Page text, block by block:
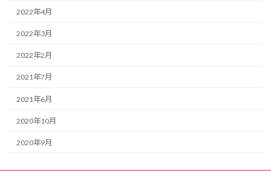
2022年4月
2022年3月
2022年2月
2021年7月
2021年6月
2020年10月
2020年9月